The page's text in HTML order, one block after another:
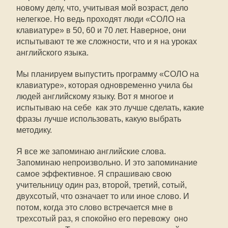
новому делу, что, учитывая мой возраст, дело
нелегкое. Но ведь проходят люди «СОЛО на
клавиатуре» в 50, 60 и 70 лет. Наверное, они
испытывают те же сложности, что и я на уроках
английского языка.
Мы планируем выпустить программу «СОЛО на
клавиатуре», которая одновременно учила бы
людей английскому языку. Вот я многое и
испытываю на себе  как это лучше сделать, какие
фразы лучше использовать, какую выбрать
методику.
Я все же запоминаю английские слова.
Запоминаю непроизвольно. И это запоминание
самое эффективное. Я спрашиваю свою
учительницу один раз, второй, третий, сотый,
двухсотый, что означает то или иное слово. И
потом, когда это слово встречается мне в
трехсотый раз, я спокойно его перевожу  оно